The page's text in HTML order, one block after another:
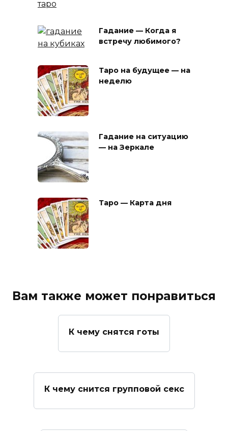
Гадание — Когда я
встречу любимого?
Таро на будущее — на
неделю
Гадание на ситуацию
— на Зеркале
Таро — Карта дня
Вам также может понравиться
К чему снятся готы
К чему снится групповой секс